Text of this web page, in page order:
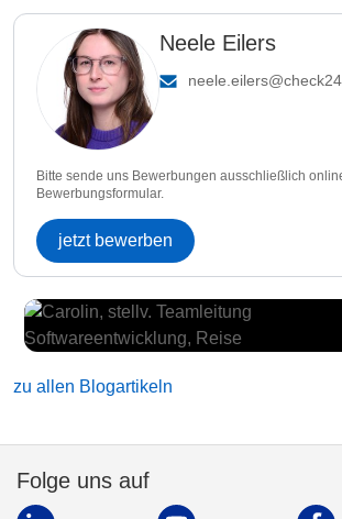
Neele Eilers
Bitte sende uns Bewerbungen ausschließlich
Bewerbungsformular.
jetzt bewerben
zu allen Blogartikeln
Folge uns auf